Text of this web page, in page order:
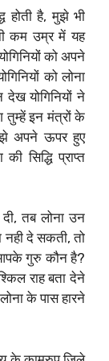
होती है, मुझे भी
कम उम्र में यह
को अपने
को लोना
देख योगिनियों ने
तुम्हें इन मंत्रों के
अपने ऊपर हुए
सिद्धि प्राप्त
दी, तब लोना उन
नही दे सकती, तो
आपके गुरु कौन है?
राह बता देने
के पास हारने